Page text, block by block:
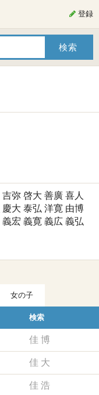
登録
吉弥 啓大 善廣 喜人
慶大 泰弘 洋寛 由博
義宏 義寛 義広 義弘
女の子
検索
佳 博
佳 大
佳 浩